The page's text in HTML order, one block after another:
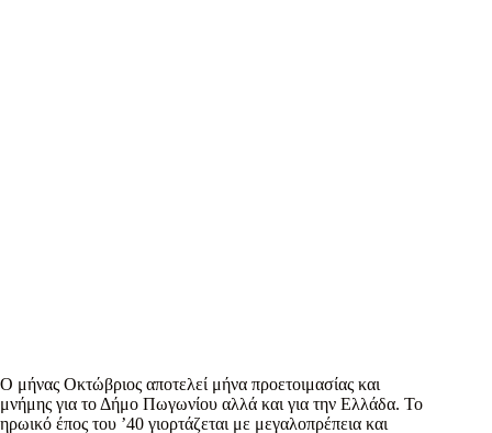
Ο μήνας Οκτώβριος αποτελεί μήνα προετοιμασίας και
μνήμης για το Δήμο Πωγωνίου αλλά και για την Ελλάδα. Το
ηρωικό έπος του ’40 γιορτάζεται με μεγαλοπρέπεια και